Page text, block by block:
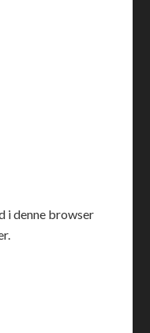
i denne browser